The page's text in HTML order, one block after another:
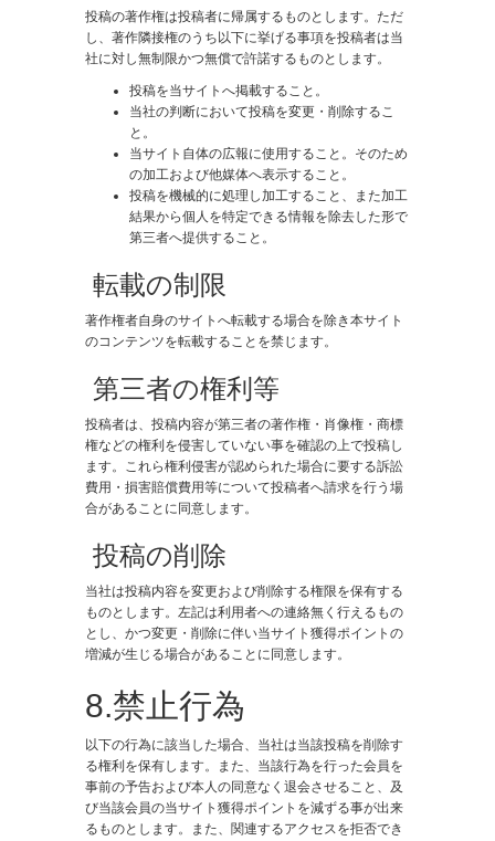
投稿の著作権は投稿者に帰属するものとします。ただ
し、著作隣接権のうち以下に挙げる事項を投稿者は当
社に対し無制限かつ無償で許諾するものとします。
投稿を当サイトへ掲載すること。
当社の判断において投稿を変更・削除するこ
と。
当サイト自体の広報に使用すること。そのため
の加工および他媒体へ表示すること。
投稿を機械的に処理し加工すること、また加工
結果から個人を特定できる情報を除去した形で
第三者へ提供すること。
転載の制限
著作権者自身のサイトへ転載する場合を除き本サイト
のコンテンツを転載することを禁じます。
第三者の権利等
投稿者は、投稿内容が第三者の著作権・肖像権・商標
権などの権利を侵害していない事を確認の上で投稿し
ます。これら権利侵害が認められた場合に要する訴訟
費用・損害賠償費用等について投稿者へ請求を行う場
合があることに同意します。
投稿の削除
当社は投稿内容を変更および削除する権限を保有する
ものとします。左記は利用者への連絡無く行えるもの
とし、かつ変更・削除に伴い当サイト獲得ポイントの
増減が生じる場合があることに同意します。
8.禁止行為
以下の行為に該当した場合、当社は当該投稿を削除す
る権利を保有します。また、当該行為を行った会員を
事前の予告および本人の同意なく退会させること、及
び当該会員の当サイト獲得ポイントを減ずる事が出来
るものとします。また、関連するアクセスを拒否でき